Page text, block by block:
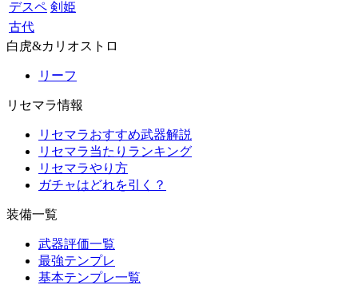
デスペ 剣姫
古代
白虎&カリオストロ
リーフ
リセマラ情報
リセマラおすすめ武器解説
リセマラ当たりランキング
リセマラやり方
ガチャはどれを引く？
装備一覧
武器評価一覧
最強テンプレ
基本テンプレ一覧